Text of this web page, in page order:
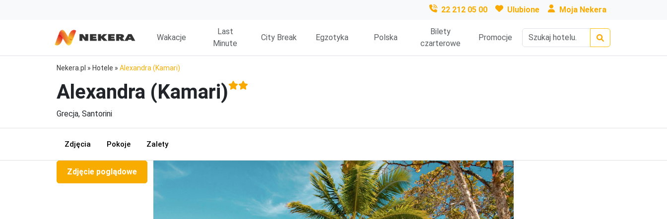
22 212 05 00 Ulubione Moja Nekera
Wakacje
Last
Minute
City Break Egzotyka Polska
Bilety
czarterowe
Promocje
Nekera.pl » Hotele » Alexandra (Kamari)
Alexandra (Kamari)
Grecja, Santorini
Zdjęcia Pokoje Zalety
Zdjęcie poglądowe